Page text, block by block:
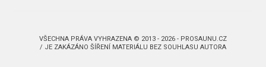
VŠECHNA PRÁVA VYHRAZENA © 2013 - 2026 - PROSAUNU.CZ
/ JE ZAKÁZÁNO ŠÍŘENÍ MATERIÁLU BEZ SOUHLASU AUTORA